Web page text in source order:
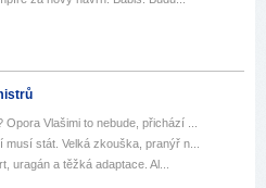
Vlašimi to nebude, přichází ...
stát. Velká zkouška, pranýř n...
uragán a těžká adaptace. Al...